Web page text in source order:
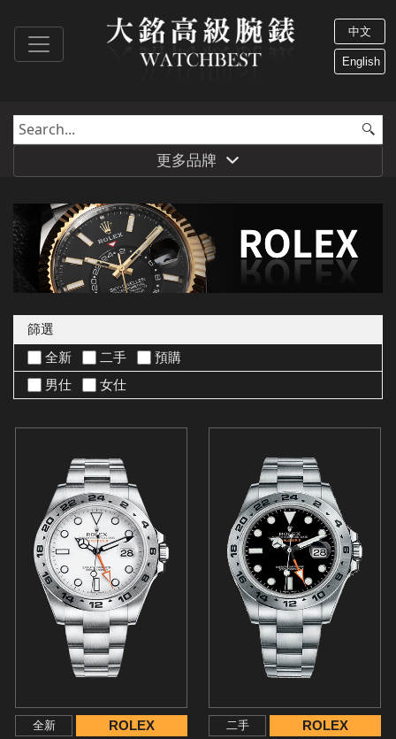
中文
English
更多品牌
篩選
全新
二手
預購
男仕
女仕
全新 ROLEX 二手 ROLEX